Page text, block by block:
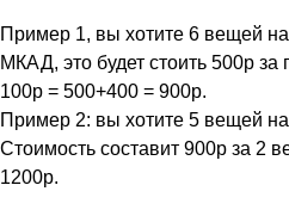
Пример 1, вы хотите 6 вещей
МКАД, это будет стоить 500р
100р = 500+400 = 900р.
Пример 2: вы хотите 5 вещей
Стоимость составит 900р за 2
1200р.